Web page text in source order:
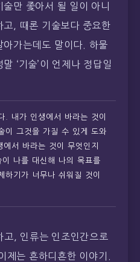
만 좇아서 될 일이 아니
고, 때론 기술보다 중요한
가는데도 말이다. 하물
‘기술’이 언제나 정답일
. 내가 인생에서 바라는 것이
이 그것을 가질 수 있게 도와
서 바라는 것이 무엇인지
나를 대신해 나의 목표를
하기가 너무나 쉬워질 것이
고, 인류는 인조인간으로
제는 흔하디흔한 이야기.